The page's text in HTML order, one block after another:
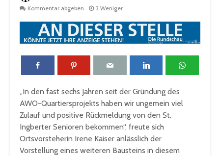
Kommentar abgeben
3 Weniger
„In den fast sechs Jahren seit der Gründung des
AWO-Quartiersprojekts haben wir ungemein viel
Zulauf und positive Rückmeldung von den St.
Ingberter Senioren bekommen“, freute sich
Ortsvorsteherin Irene Kaiser anlässlich der
Vorstellung eines weiteren Bausteins in diesem